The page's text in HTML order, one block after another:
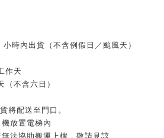
時內出貨（不含例假日／颱風天）
作天
（不含六日）
將配送至門口。
放置電梯內
法協助搬運上樓，敬請見諒